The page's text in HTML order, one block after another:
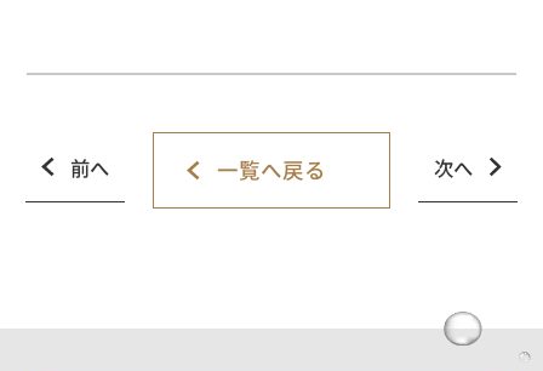
前へ 一覧へ戻る 次へ